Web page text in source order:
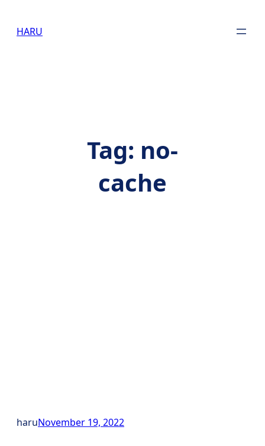
HARU
Tag: no-
cache
haruNovember 19, 2022